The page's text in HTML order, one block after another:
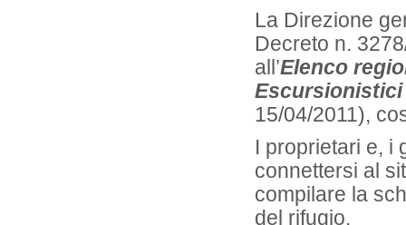
La Direzione
Decreto n.
all’Elenco
Escursionistici
15/04/2011),
I proprietari e, i
connettersi al
compilare la
del rifugio.